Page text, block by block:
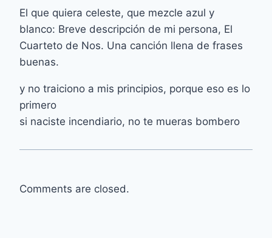
El que quiera celeste, que mezcle azul y
blanco: Breve descripción de mi persona, El
Cuarteto de Nos. Una canción llena de frases
buenas.
y no traiciono a mis principios, porque eso es lo
primero
si naciste incendiario, no te mueras bombero
Comments are closed.